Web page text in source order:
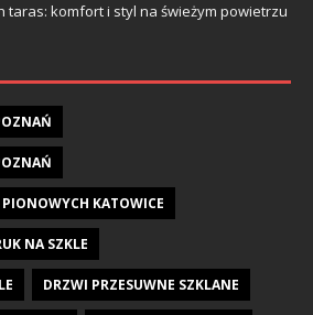
taras: komfort i styl na świeżym powietrzu
KATOWICE
NA SZKLE
DRZWI PRZESUWNE SZKLANE